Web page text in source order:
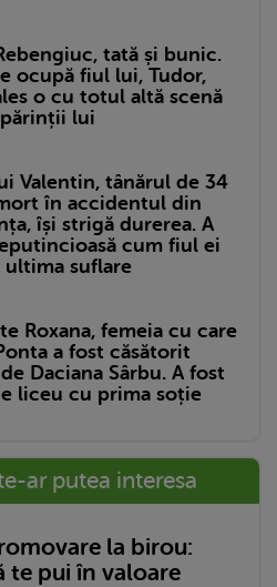
tată și bunic.
ocupă fiul lui, Tudor,
o cu totul altă scenă
lui
Valentin, tânărul de 34
în accidentul din
își strigă durerea. A
cum fiul ei
ultima suflare
Roxana, femeia cu care
a fost căsătorit
Daciana Sârbu. A fost
liceu cu prima soție
ar putea interesa
la birou:
te pui în valoare